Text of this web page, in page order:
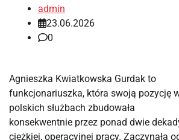
admin
23.06.2026
0
Agnieszka Kwiatkowska Gurdak to
funkcjonariuszka, która swoją pozycję
polskich służbach zbudowała
konsekwentnie przez ponad dwie
ciężkiej, operacyjnej pracy. Zaczynała